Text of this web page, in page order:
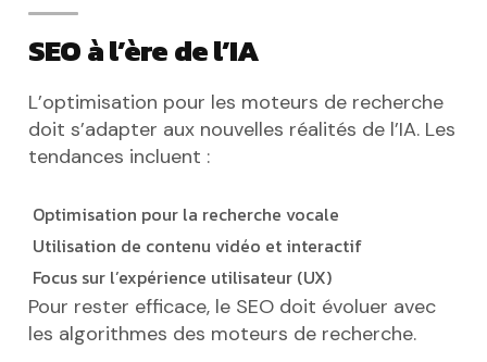
SEO à l’ère de l’IA
L’optimisation pour les moteurs de recherche
doit s’adapter aux nouvelles réalités de l’IA. Les
tendances incluent :
Optimisation pour la recherche vocale
Utilisation de contenu vidéo et interactif
Focus sur l’expérience utilisateur (UX)
Pour rester efficace, le SEO doit évoluer avec
les algorithmes des moteurs de recherche.